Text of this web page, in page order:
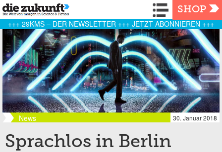
Navigation
SHOP
+++ 29KMS – DER NEWSLETTER +++ JETZT ABONNIEREN +++
News 30. Januar 2018
Sprachlos in Berlin